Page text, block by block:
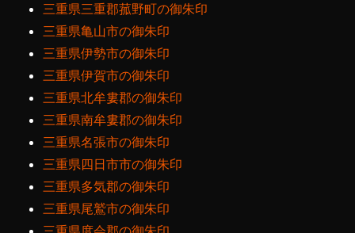
三重県三重郡菰野町の御朱印
三重県亀山市の御朱印
三重県伊勢市の御朱印
三重県伊賀市の御朱印
三重県北牟婁郡の御朱印
三重県南牟婁郡の御朱印
三重県名張市の御朱印
三重県四日市市の御朱印
三重県多気郡の御朱印
三重県尾鷲市の御朱印